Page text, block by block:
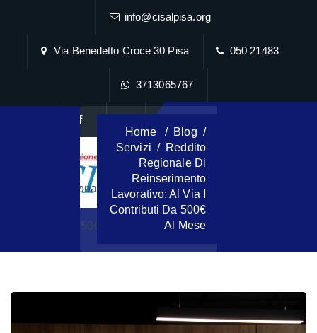
info@cisalpisa.org
Via Benedetto Croce 30 Pisa 050 21483
3713065767
Reddito Regionale Di Reinserimento Lavorativo: Al Via I
Contributi Da 500€ Al Mese
Home / Blog /
Servizi / Reddito
Regionale Di
Reinserimento
Lavorativo: Al Via I
Contributi Da 500€
Al Mese